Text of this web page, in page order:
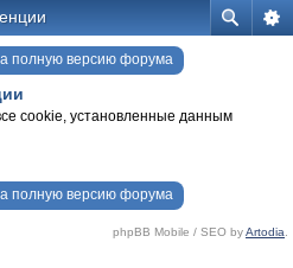
полную версию форума
cookie, установленные данным
полную версию форума
phpBB Mobile / SEO byArtodia